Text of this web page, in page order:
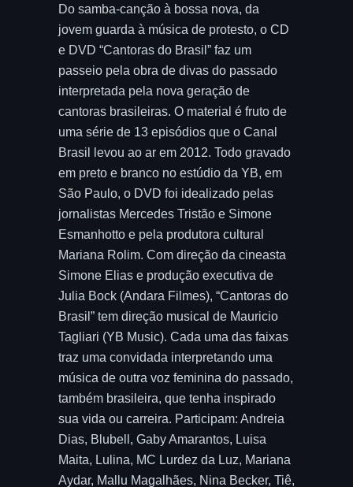
Do samba-canção à bossa nova, da
jovem guarda à música de protesto, o CD
e DVD “Cantoras do Brasil” faz um
passeio pela obra de divas do passado
interpretada pela nova geração de
cantoras brasileiras. O material é fruto de
uma série de 13 episódios que o Canal
Brasil levou ao ar em 2012. Todo gravado
em preto e branco no estúdio da YB, em
São Paulo, o DVD foi idealizado pelas
jornalistas Mercedes Tristão e Simone
Esmanhotto e pela produtora cultural
Mariana Rolim. Com direção da cineasta
Simone Elias e produção executiva de
Julia Bock (Andara Filmes), “Cantoras do
Brasil” tem direção musical de Mauricio
Tagliari (YB Music). Cada uma das faixas
traz uma convidada interpretando uma
música de outra voz feminina do passado,
também brasileira, que tenha inspirado
sua vida ou carreira. Participam: Andreia
Dias, Blubell, Gaby Amarantos, Luisa
Maita, Lulina, MC Lurdez da Luz, Mariana
Aydar, Mallu Magalhães, Nina Becker, Tiê,